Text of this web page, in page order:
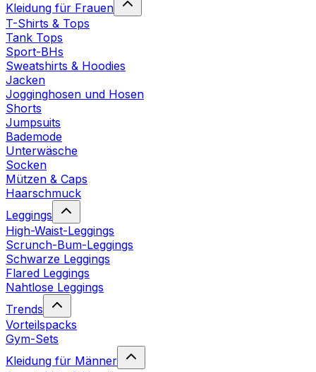
Kleidung für Frauen
T-Shirts & Tops
Tank Tops
Sport-BHs
Sweatshirts & Hoodies
Jacken
Jogginghosen und Hosen
Shorts
Jumpsuits
Bademode
Unterwäsche
Socken
Mützen & Caps
Haarschmuck
Leggings
High-Waist-Leggings
Scrunch-Bum-Leggings
Schwarze Leggings
Flared Leggings
Nahtlose Leggings
Trends
Vorteilspacks
Gym-Sets
Kleidung für Männer